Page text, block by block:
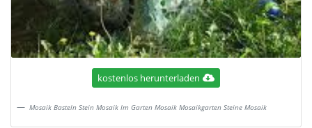
kostenlos herunterladen
Mosaik Basteln Stein Mosaik Im Garten Mosaik Mosaikgarten Steine Mosaik